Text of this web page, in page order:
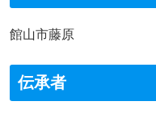
館山市藤原
伝承者